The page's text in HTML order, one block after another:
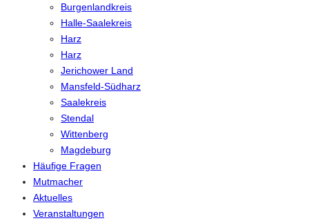
Burgenlandkreis
Halle-Saalekreis
Harz
Harz
Jerichower Land
Mansfeld-Südharz
Saalekreis
Stendal
Wittenberg
Magdeburg
Häufige Fragen
Mutmacher
Aktuelles
Veranstaltungen